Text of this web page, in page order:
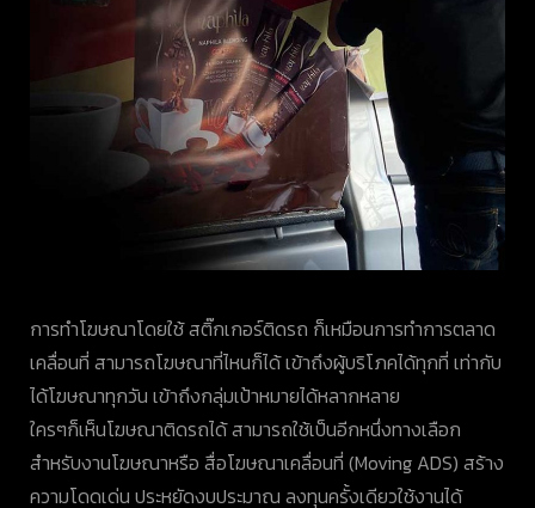
การทำโฆษณาโดยใช้ สติ๊กเกอร์ติดรถ ก็เหมือนการทำการตลาด
เคลื่อนที่ สามารถโฆษณาที่ไหนก็ได้ เข้าถึงผู้บริโภคได้ทุกที่ เท่ากับ
ได้โฆษณาทุกวัน เข้าถึงกลุ่มเป้าหมายได้หลากหลาย
ใครๆก็เห็นโฆษณาติดรถได้ สามารถใช้เป็นอีกหนึ่งทางเลือก
สำหรับงานโฆษณาหรือ สื่อโฆษณาเคลื่อนที่ (Moving ADS) สร้าง
ความโดดเด่น ประหยัดงบประมาณ ลงทุนครั้งเดียวใช้งานได้